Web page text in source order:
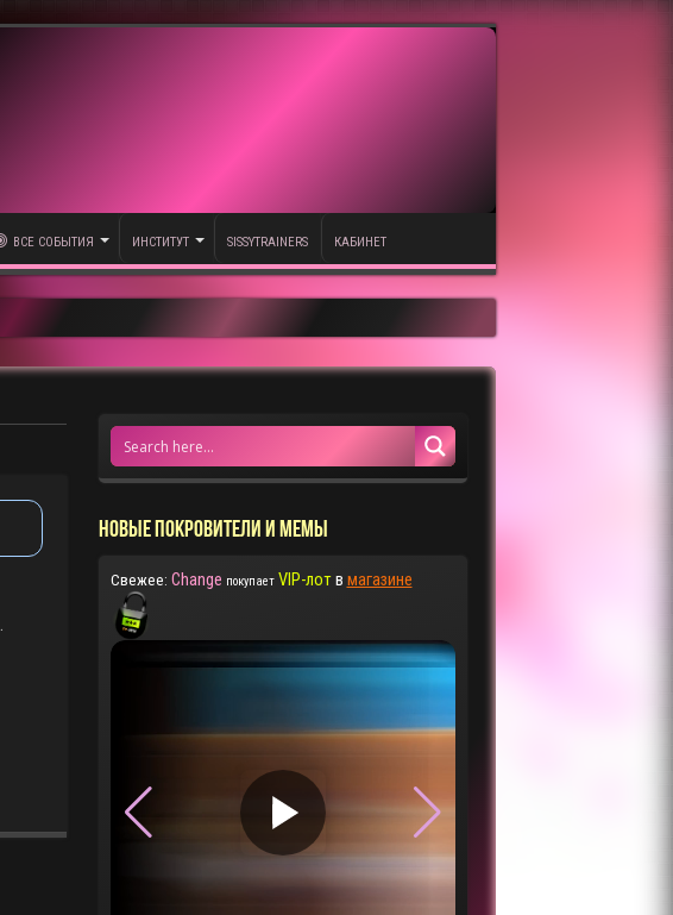
ВСЕ СОБЫТИЯ ИНСТИТУТ SISSYTRAINERS КАБИНЕТ
НОВЫЕ ПОКРОВИТЕЛИ И МЕМЫ
Свежее: Change покупает VIP-лотв магазине
▶